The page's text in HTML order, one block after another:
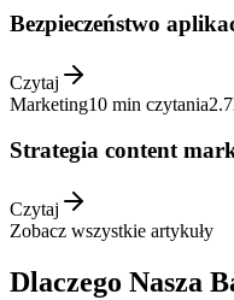
Bezpieczeństwo
Czytaj
Marketing10 min czytania
Strategia content
Czytaj
Zobacz wszystkie artykuły
Dlaczego Nasza